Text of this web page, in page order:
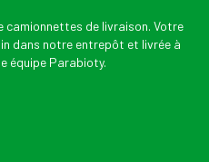
de livraison. Votre
dans notre entrepôt et livrée à
équipe Parabioty.